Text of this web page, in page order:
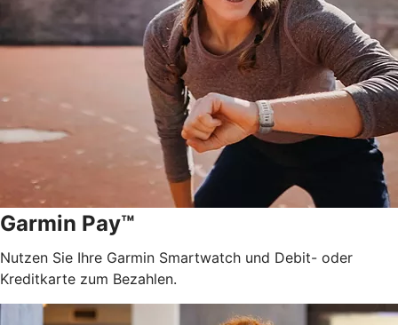
Garmin Pay™
Nutzen Sie Ihre Garmin Smartwatch und Debit- oder
Kreditkarte zum Bezahlen.